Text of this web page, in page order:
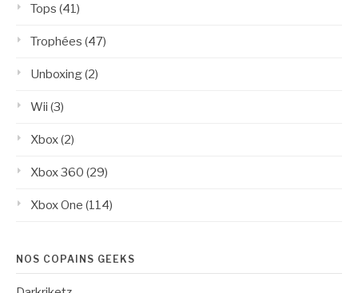
Tops (41)
Trophées (47)
Unboxing(2)
Wii (3)
Xbox(2)
Xbox 360 (29)
Xbox One (114)
NOS COPAINS GEEKS